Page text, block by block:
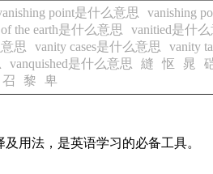
point是什么意思 vanishing
the earth是什么意思 vanitied是什么
思 vanity cases是什么意思 vanity
vanquished是什么意思 縫 怄 晁
召 黎 卑
用法，是英语学习的必备工具。